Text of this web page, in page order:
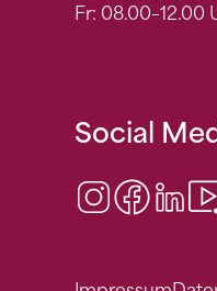
Fr: 08.00–12.00
Social
Instagram